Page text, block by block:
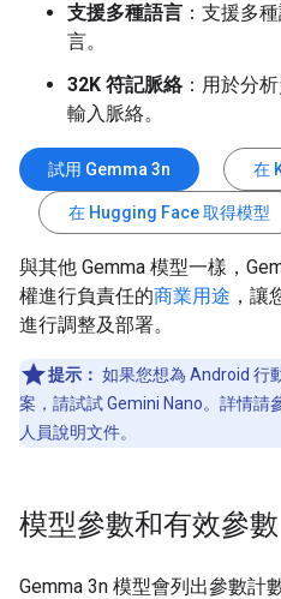
支援多種語言 ：支援多
言。
32K 符記脈絡：用於分
輸入脈絡。
試用 Gemma 3n 在
在 Hugging Face 取得模型
與其他 Gemma 模型一樣，
權進行負責任的商業用途 ，讓
進行調整及部署。
提示： 如果您想為 Android 行
案，請試試 Gemini Nano。詳情請
人員說明文件。
模型參數和有效參數
Gemma 3n 模型會列出參數計